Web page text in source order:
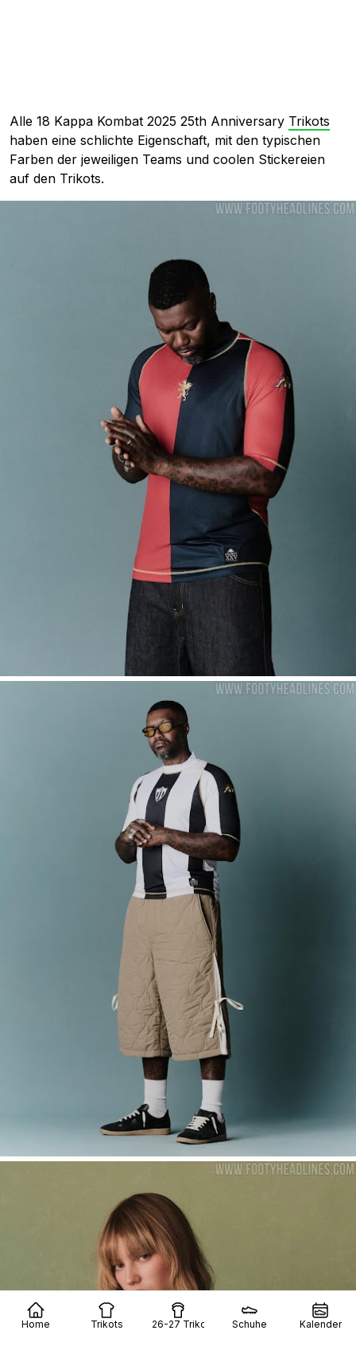
Home Trikots 26-27 Trikots Schuhe Kalender
Alle 18 Kappa Kombat 2025 25th Anniversary Trikots
haben eine schlichte Eigenschaft, mit den typischen
Farben der jeweiligen Teams und coolen Stickereien
auf den Trikots.